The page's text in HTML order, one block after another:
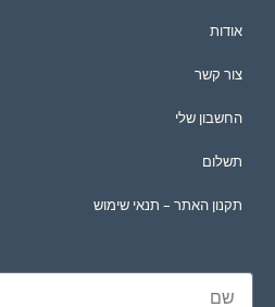
אודות
צור קשר
החשבון שלי
תשלום
תקנון האתר – תנאי שימוש